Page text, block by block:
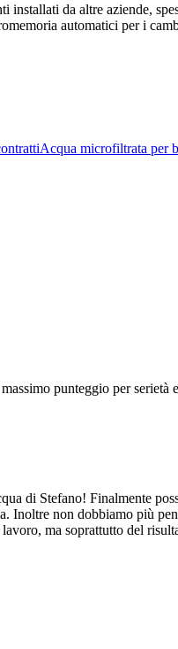
installati da altre aziende,
automatici per i
Acqua microfiltrata per
punteggio per serietà
di Stefano! Finalmente
Inoltre non dobbiamo più
ma soprattutto del